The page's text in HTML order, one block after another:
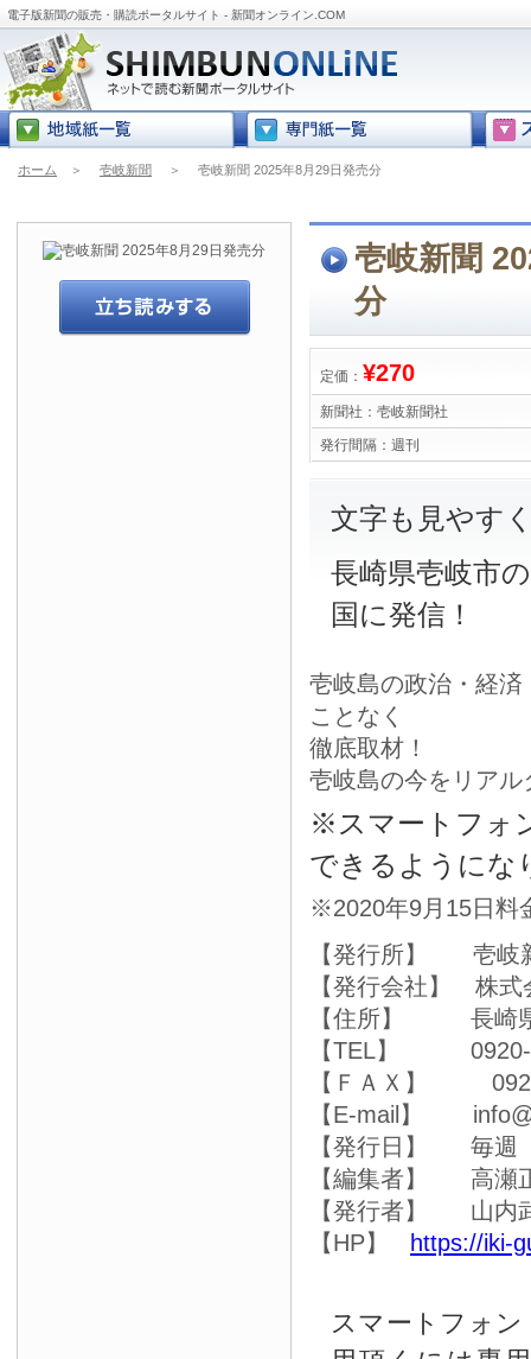
電子版新聞の販売・購読ポータルサイト - 新聞オンライン.COM
ホーム ＞ 壱岐新聞 ＞ 壱岐新聞 2025年8月29日発売分
壱岐新聞
分
定価： ¥270
新聞社： 壱岐新聞社
発行間隔： 週刊
文字も見やす
長崎県壱岐市
国に発信！
壱岐島の政治・経
ことなく
徹底取材！
壱岐島の今をリア
※スマートフォ
できるようにな
※2020年9月15日料
【発行所】 壱岐
【発行会社】 株式
【住所】 長崎県
【TEL】 0920-
【ＦＡＸ】
【E-mail】
【発行日】 毎週
【編集者】 高瀬
【発行者】 山内
【HP】 https://iki-
スマートフォ